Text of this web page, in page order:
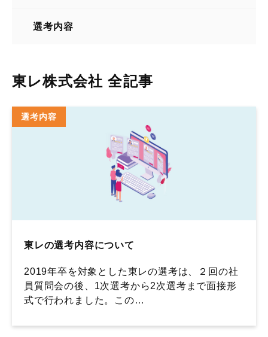
選考内容
東レ株式会社 全記事
選考内容
東レの選考内容について
2019年卒を対象とした東レの選考は、２回の社
員質問会の後、1次選考から2次選考まで面接形
式で行われました。この…